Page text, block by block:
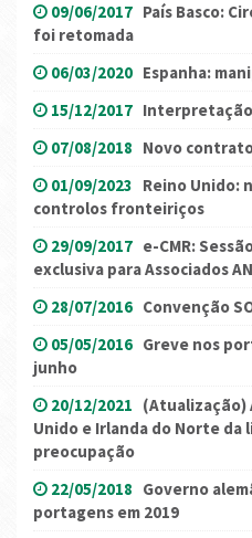
09/06/2017 País Basco:
foi retomada
06/03/2020 Espanha:
15/12/2017 Interpretação
07/08/2018 Novo
01/09/2023 Reino Unido:
controlos fronteiriços
29/09/2017 e-CMR:
exclusiva para Associados
28/07/2016 Convenção
05/05/2016 Greve nos
junho
20/12/2021 (Atualização)
Unido e Irlanda do Norte da
preocupação
22/05/2018 Governo
portagens em 2019